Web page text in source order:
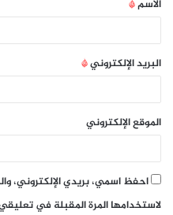
الاسم*
البريد الإلكتروني*
الموقع الإلكتروني
احفظ اسمي، بريدي الإلكتروني،
لاستخدامها المرة المقبلة في